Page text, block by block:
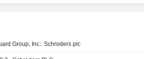
Group, Inc.: Schroders plc